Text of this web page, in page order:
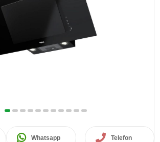
Whatsapp Telefon